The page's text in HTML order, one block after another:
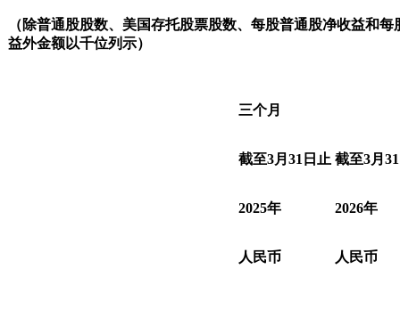
（除普通股股数、美国存托股票股数、每股普通股净收益和
益外金额以千位列示）
三个月
截至3月 31 日止 截至3月 31
2025年 2026年
人民币 人民币